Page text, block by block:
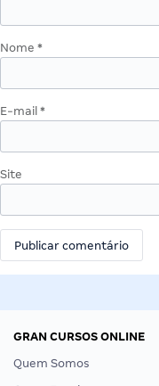
Nome *
E-mail *
Site
GRAN CURSOS ONLINE
Quem Somos